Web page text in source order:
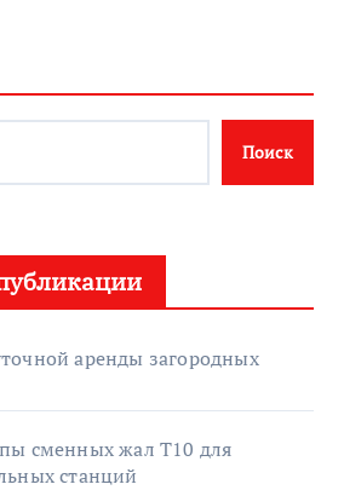
Поиск
аренды загородных
сменных жал T10 для
станций